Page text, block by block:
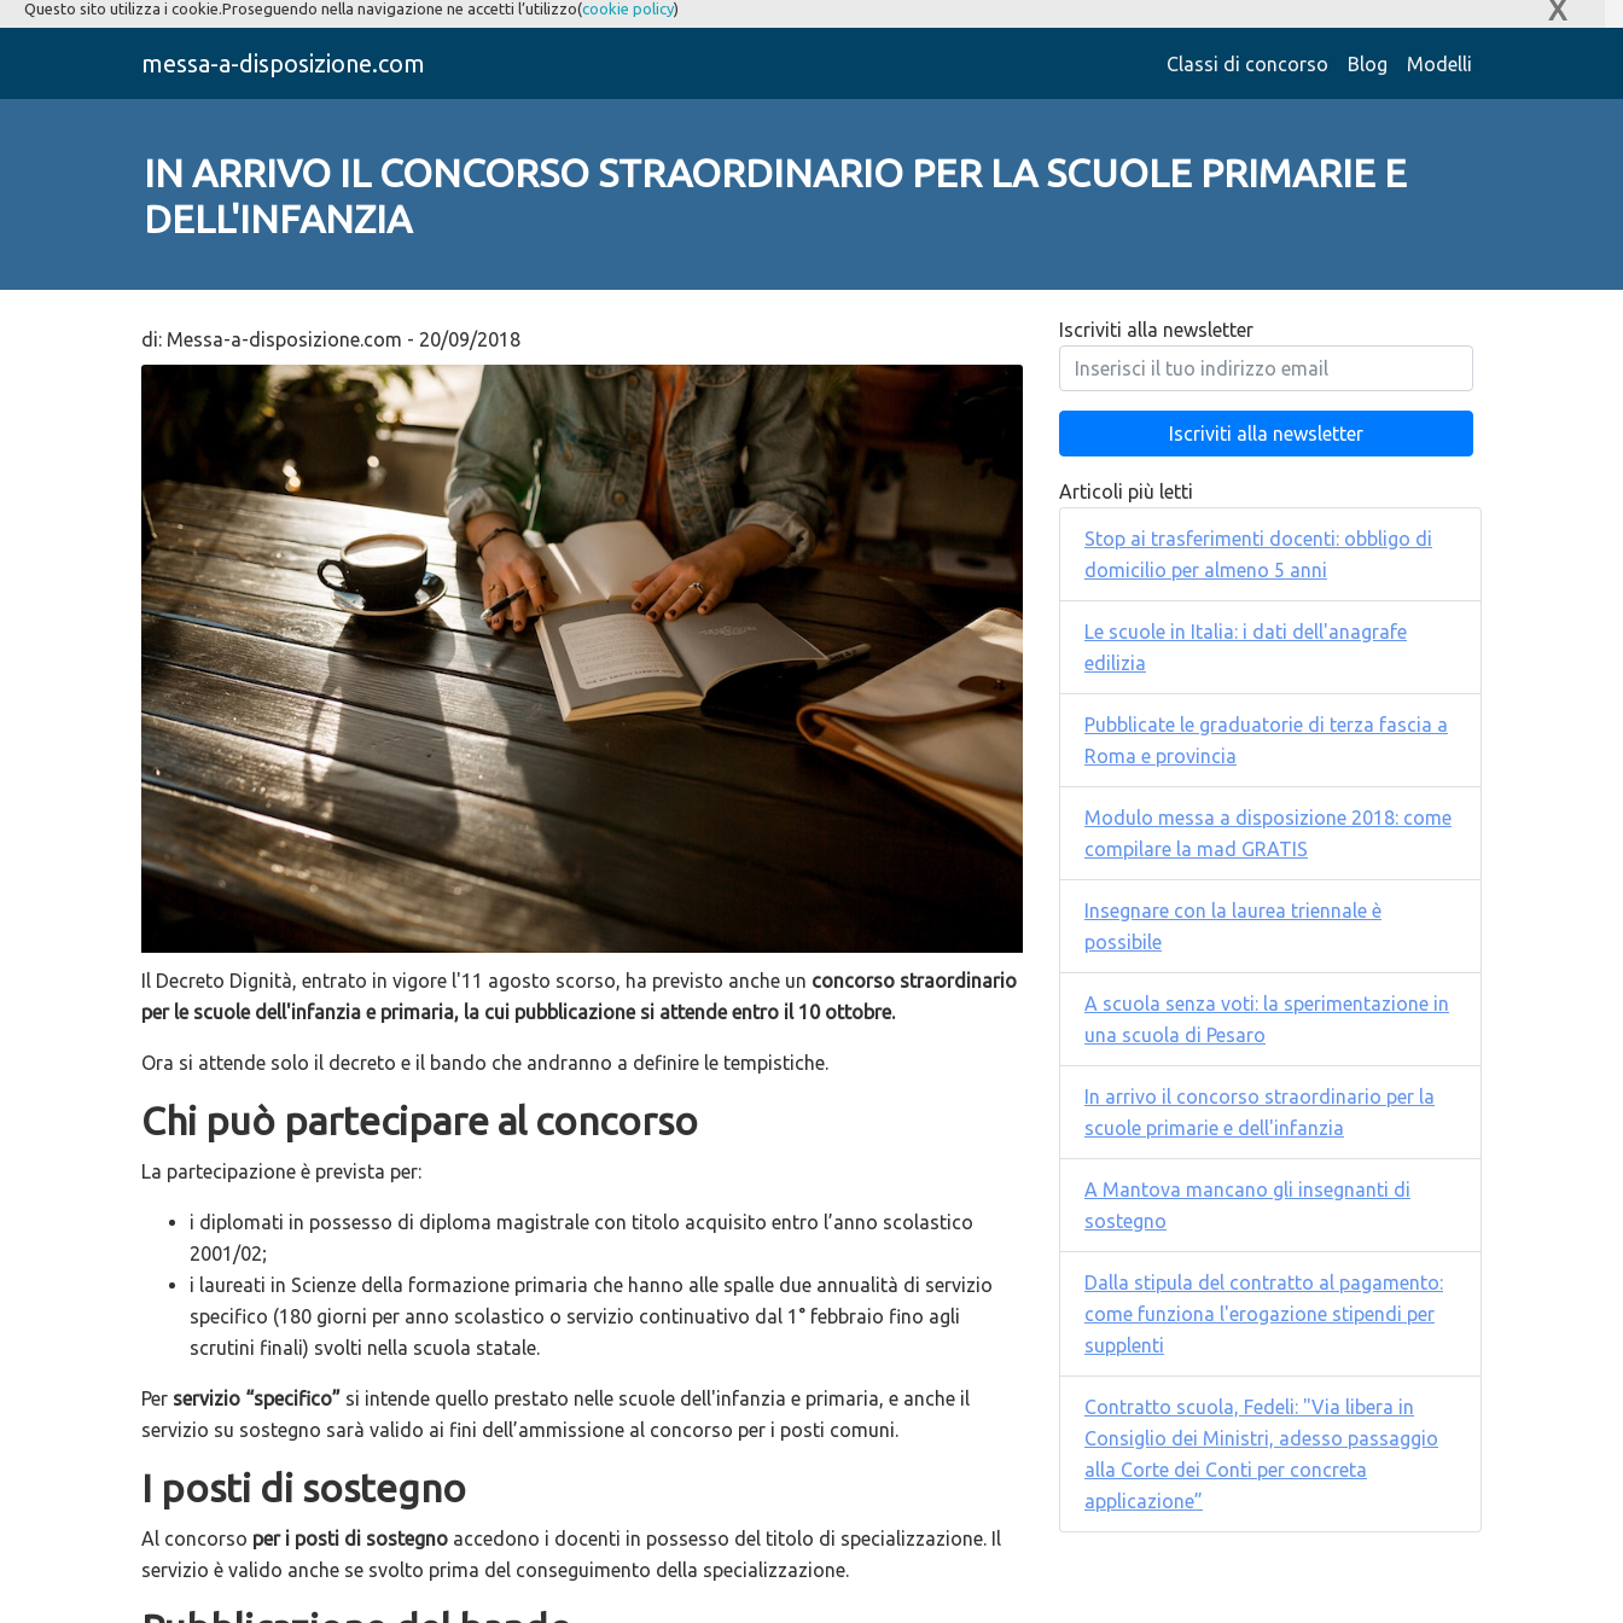
Questo sito utilizza i cookie.Proseguendo nella navigazione ne accetti l’utilizzo(cookie policy) X
messa-a-disposizione.com Classi di concorso Blog Modelli
IN ARRIVO IL CONCORSO STRAORDINARIO PER LA SCUOLE PRIMARIE E
DELL'INFANZIA
di: Messa-a-disposizione.com - 20/09/2018
Il Decreto Dignità, entrato in vigore l'11 agosto scorso, ha previsto anche un concorso straordinario
per le scuole dell'infanzia e primaria, la cui pubblicazione si attende entro il 10 ottobre.
Ora si attende solo il decreto e il bando che andranno a definire le tempistiche.
Chi può partecipare al concorso
La partecipazione è prevista per:
i diplomati in possesso di diploma magistrale con titolo acquisito entro l’anno scolastico
2001/02;
i laureati in Scienze della formazione primaria che hanno alle spalle due annualità di servizio
specifico (180 giorni per anno scolastico o servizio continuativo dal 1° febbraio fino agli
scrutini finali) svolti nella scuola statale.
Per servizio “specifico” si intende quello prestato nelle scuole dell'infanzia e primaria, e anche il
servizio su sostegno sarà valido ai fini dell’ammissione al concorso per i posti comuni.
I posti di sostegno
Al concorso per i posti di sostegno accedono i docenti in possesso del titolo di specializzazione. Il
servizio è valido anche se svolto prima del conseguimento della specializzazione.
Iscriviti alla newsletter
Articoli più letti
Stop ai trasferimenti docenti: obbligo di
domicilio per almeno 5 anni
Le scuole in Italia: i dati dell'anagrafe
edilizia
Pubblicate le graduatorie di terza fascia a
Roma e provincia
Modulo messa a disposizione 2018: come
compilare la mad GRATIS
Insegnare con la laurea triennale è
possibile
A scuola senza voti: la sperimentazione in
una scuola di Pesaro
In arrivo il concorso straordinario per la
scuole primarie e dell'infanzia
A Mantova mancano gli insegnanti di
sostegno
Dalla stipula del contratto al pagamento:
come funziona l'erogazione stipendi per
supplenti
Contratto scuola, Fedeli: "Via libera in
Consiglio dei Ministri, adesso passaggio
alla Corte dei Conti per concreta
applicazione”